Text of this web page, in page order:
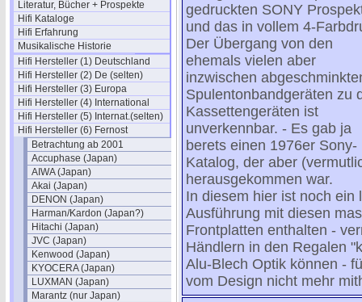
Literatur, Bücher + Prospekte
Hifi Kataloge
Hifi Erfahrung
Musikalische Historie
Hifi Hersteller (1) Deutschland
Hifi Hersteller (2) De (selten)
Hifi Hersteller (3) Europa
Hifi Hersteller (4) International
Hifi Hersteller (5) Internat.(selten)
Hifi Hersteller (6) Fernost
Betrachtung ab 2001
Accuphase (Japan)
AIWA (Japan)
Akai (Japan)
DENON (Japan)
Harman/Kardon (Japan?)
Hitachi (Japan)
JVC (Japan)
Kenwood (Japan)
KYOCERA (Japan)
LUXMAN (Japan)
Marantz (nur Japan)
gedruckten SONY
und das in vollem 4-
Der Übergang von den
ehemals vielen aber
inzwischen
Spulentonbandgeräten zu
Kassettengeräten ist
unverkennbar. - Es gab ja
berets einen 1976er Sony-
Katalog, der aber
herausgekommen war.
In diesem hier ist noch ein
Ausführung mit diesen
Frontplatten enthalten -
Händlern in den Regalen
Alu-Blech Optik können -
vom Design nicht mehr